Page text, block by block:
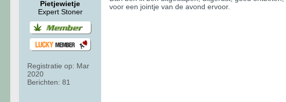
Pietjewietje
Expert Stoner
Registratie op: Mar
2020
Berichten: 81
voor een jointje van de avond ervoor.